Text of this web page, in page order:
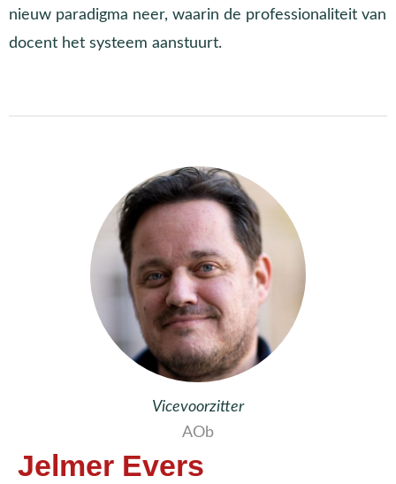
nieuw paradigma neer, waarin de professionaliteit van
docent het systeem aanstuurt.
Vicevoorzitter
AOb
Jelmer Evers